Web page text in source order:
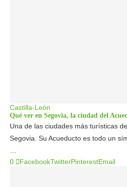
Castilla-León
Qué ver en Segovia, la ciudad del
Una de las ciudades más turísticas
Segovia. Su Acueducto es todo un
0
FacebookTwitterPinterestEmail